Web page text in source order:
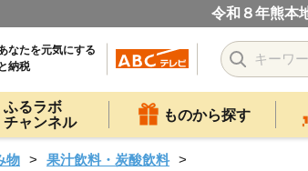
令和８年熊本
なたを元気にする
納税
ふるラボ
チャンネル
ものから探す
物
果汁飲料・炭酸飲料